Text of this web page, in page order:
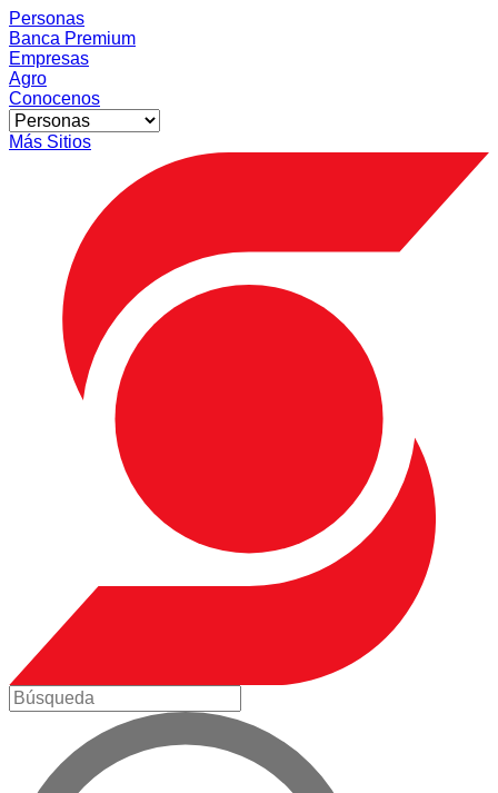
Personas
Banca Premium
Empresas
Agro
Conocenos
Más Sitios